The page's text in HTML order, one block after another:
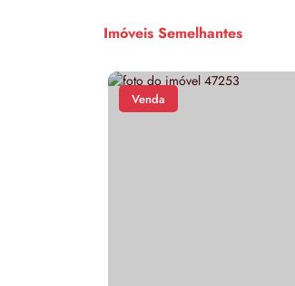
Imóveis Semelhantes
Venda